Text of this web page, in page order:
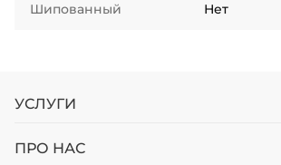
Шипованный Нет
УСЛУГИ
ПРО НАС